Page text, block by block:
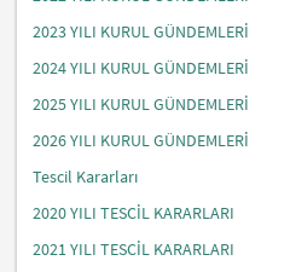
2023 YILI KURUL GÜNDEMLERİ
2024 YILI KURUL GÜNDEMLERİ
2025 YILI KURUL GÜNDEMLERİ
2026 YILI KURUL GÜNDEMLERİ
Tescil Kararları
2020 YILI TESCİL KARARLARI
2021 YILI TESCİL KARARLARI